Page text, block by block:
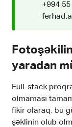
+994
yaradan
Full-stack
olmaması
fikir olaraq, bu
şəklinin olub